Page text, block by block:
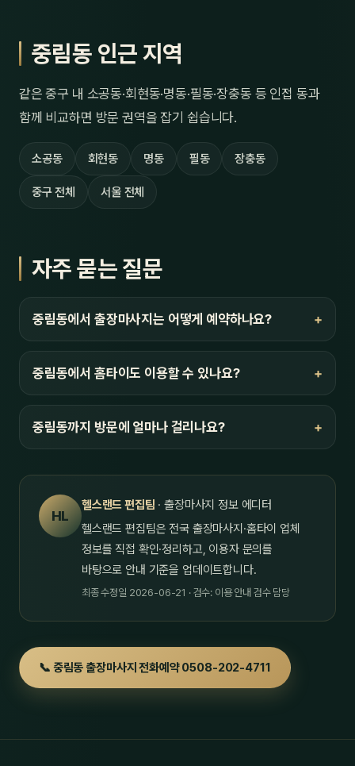
중림동 인근 지역
같은 중구 내 소공동·회현동·명동·필동·장충동 등 인접 동과
함께 비교하면 방문 권역을 잡기 쉽습니다.
소공동 회현동 명동 필동 장충동
중구 전체 서울 전체
자주 묻는 질문
중림동에서 출장마사지는 어떻게 예약하나요?
중림동에서 홈타이도 이용할 수 있나요?
중림동까지 방문에 얼마나 걸리나요?
HL
헬스랜드 편집팀 · 출장마사지 정보 에디터
헬스랜드 편집팀은 전국 출장마사지·홈타이 업체
정보를 직접 확인·정리하고, 이용자 문의를
바탕으로 안내 기준을 업데이트합니다.
최종 수정일 2026-06-21 · 검수: 이용 안내 검수 담당
📞 중림동 출장마사지 전화예약 0508-202-4711